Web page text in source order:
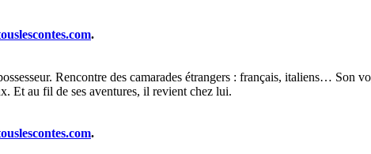
.
Rencontre des camarades étrangers : français, italiens… Son
Et au fil de ses aventures, il revient chez lui.
.